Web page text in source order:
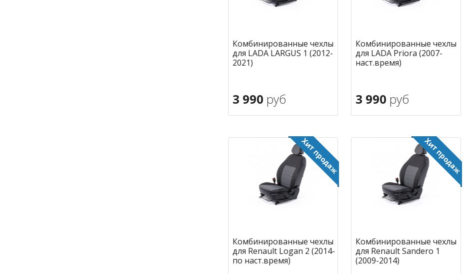
Комбинированные чехлы
для LADA LARGUS 1 (2012-
2021)
3 990 руб
Комбинированные чехлы
для LADA Priora (2007-
наст.время)
3 990 руб
Комбинированные чехлы
для Renault Logan 2 (2014-
по наст.время)
Комбинированные чехлы
для Renault Sandero 1
(2009-2014)